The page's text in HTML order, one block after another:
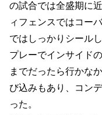
の試合では全盛期に
ィフェンスではコー
ではしっかりシール
プレーでインサイド
までだったら行かな
び込みもあり、コン
った。